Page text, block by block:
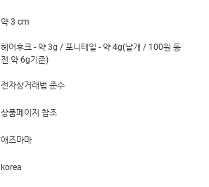
약 3 cm
헤어후크 - 약 3g / 포니테일 - 약 4g(낱개 / 100원 동
전 약 6g기준)
전자상거래법 준수
상품페이지 참조
애즈마마
korea